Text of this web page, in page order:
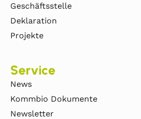
Geschäftsstelle
Deklaration
Projekte
Service
News
Kommbio Dokumente
Newsletter